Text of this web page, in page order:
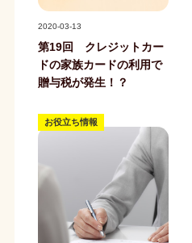
2020-03-13
第19回 クレジットカー
ドの家族カードの利用で
贈与税が発生！？
お役立ち情報